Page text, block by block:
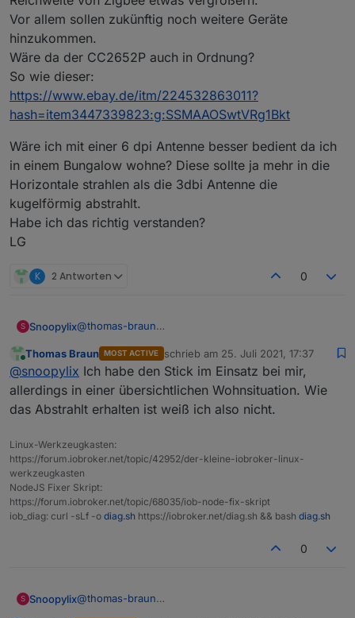
Vor allem sollen zukünftig noch weitere Geräte
hinzukommen.
Wäre da der CC2652P auch in Ordnung?
So wie dieser:
https://www.ebay.de/itm/224532863011?
hash=item3447339823:g:SSMAAOSwtVRg1Bkt
Wäre ich mit einer 6 dpi Antenne besser bedient da ich
in einem Bungalow wohne? Diese sollte ja mehr in die
Horizontale strahlen als die 3dbi Antenne die
kugelförmig abstrahlt.
Habe ich das richtig verstanden?
LG
K 2 Antworten 0
S Snoopylix@thomas-braun
Hast du Erfahrungen mit dem Modul?
Habe momentan noch einen CC2531 über einen Nuc
auf dem ioBroker am laufen. Ich möchte meine
Reichweite von Zigbee etwas vergrößern.
Vor allem sollen zukünftig noch weitere Geräte
Wäre da der CC2652P auch in Ordnung?
So wie dieser:
https://www.ebay.de/itm/224532863011?
hash=item3447339823:g:SSMAAOSwtVRg1Bkt
Wäre ich mit einer 6 dpi Antenne besser bedient da
ich in einem Bungalow wohne? Diese sollte ja mehr
in die Horizontale strahlen als die 3dbi Antenne die
kugelförmig abstrahlt.
Habe ich das richtig verstanden?
Thomas Braun MOST ACTIVE schrieb am 25. Juli 2021, 17:37
zuletzt editiert von
@snoopylix Ich habe den Stick im Einsatz bei mir,
allerdings in einer übersichtlichen Wohnsituation. Wie
das Abstrahlt erhalten ist weiß ich also nicht.
Linux-Werkzeugkasten:
https://forum.iobroker.net/topic/42952/der-kleine-iobroker-linux-
werkzeugkasten
NodeJS Fixer Skript:
https://forum.iobroker.net/topic/68035/iob-node-fix-skript
iob_diag: curl -sLf -o diag.sh https://iobroker.net/diag.sh && bash diag.sh
0
S Snoopylix@thomas-braun